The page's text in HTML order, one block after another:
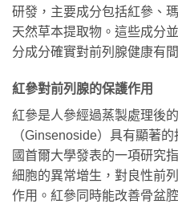
研發，主要成分包括紅參、
天然草本提取物。這些成分
分成分確實對前列腺健康有
紅參對前列腺的保護作用
紅參是人參經過蒸製處理後
（Ginsenoside）具有顯著
國首爾大學發表的一項研究
細胞的異常增生，對良性前
作用。紅參同時能改善骨盆